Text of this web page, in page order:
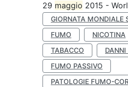
29 maggio 2015 -
GIORNATA MONDIALE
FUMO
NICOTINA
TABACCO
FUMO PASSIVO
PATOLOGIE FUMO-